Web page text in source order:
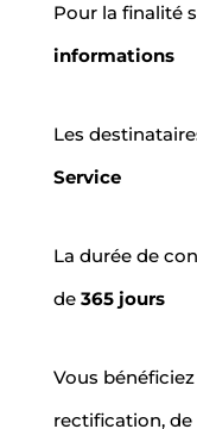
Pour la finalité
informations
Les
Service
La durée de
de 365 jours
Vous bénéficiez
rectification, de